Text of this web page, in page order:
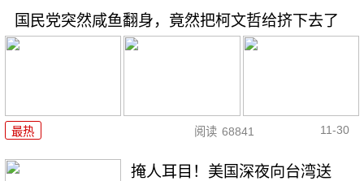
国民党突然咸鱼翻身，竟然把柯文哲给挤下去了
最热 阅读 68841 11-30
掩人耳目！美国深夜向台湾送